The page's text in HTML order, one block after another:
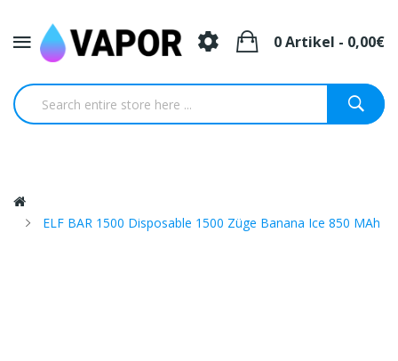
0 Artikel - 0,00€
ELF BAR 1500 Disposable 1500 Züge Banana Ice 850 MAh